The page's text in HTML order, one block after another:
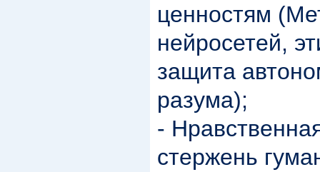
ценностям
нейросетей,
защита
разума);
-
стержень